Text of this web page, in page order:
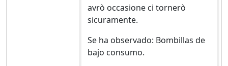
avrò occasione ci tornerò
sicuramente.
Se ha observado: Bombillas de
bajo consumo.